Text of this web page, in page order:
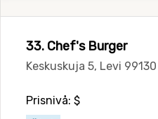
33. Chef's Burger
Keskuskuja 5, Levi
Prisnivå: $